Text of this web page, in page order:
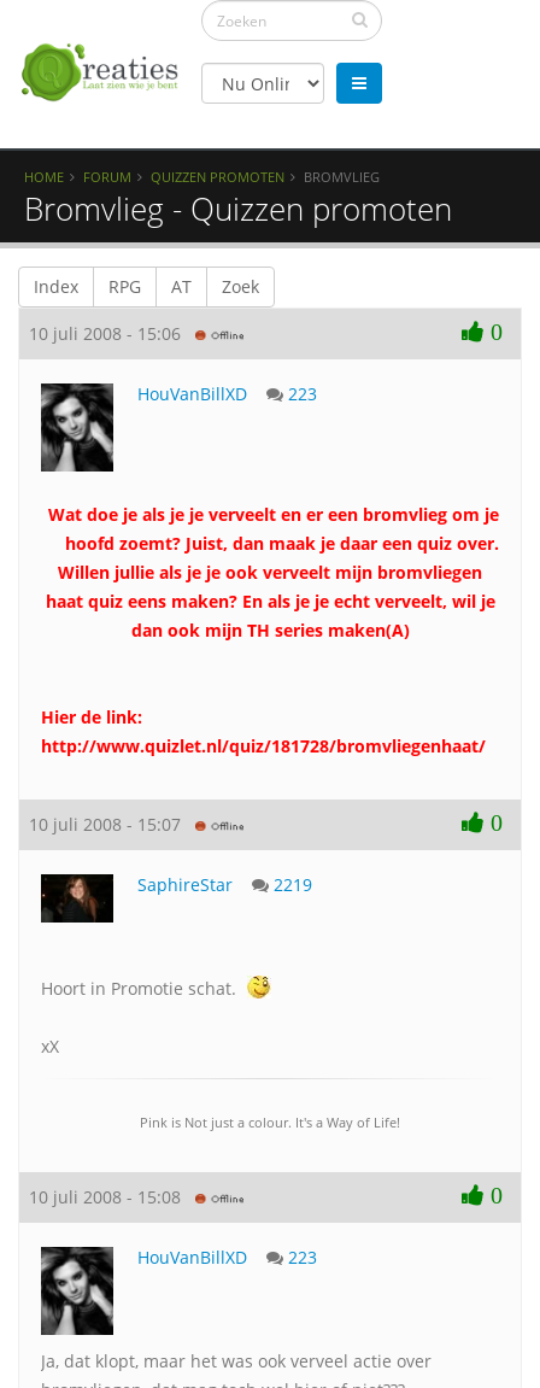
HOME FORUM QUIZZEN PROMOTEN BROMVLIEG
Bromvlieg - Quizzen promoten
Index RPG AT Zoek
10 juli 2008 - 15:06 0
HouVanBillXD 223
Wat doe je als je je verveelt en er een bromvlieg om je
hoofd zoemt? Juist, dan maak je daar een quiz over.
Willen jullie als je je ook verveelt mijn bromvliegen
haat quiz eens maken? En als je je echt verveelt, wil je
dan ook mijn TH series maken(A)
Hier de link:
http://www.quizlet.nl/quiz/181728/bromvliegenhaat/
10 juli 2008 - 15:07 0
SaphireStar 2219
Hoort in Promotie schat.
xX
Pink is Not just a colour. It's a Way of Life!
10 juli 2008 - 15:08 0
HouVanBillXD 223
Ja, dat klopt, maar het was ook verveel actie over